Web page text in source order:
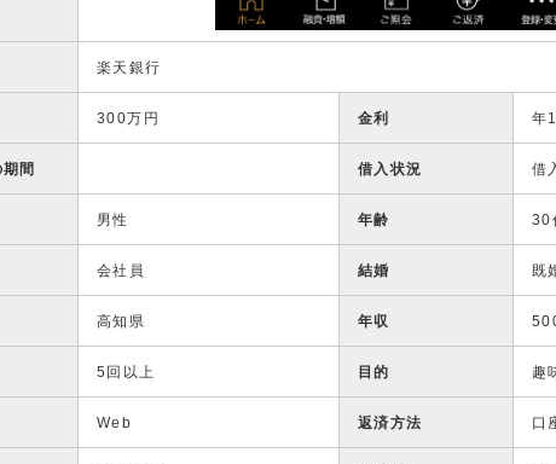
楽天銀行
300万円 金利 年
間 借入状況 借
男性 年齢 30
会社員 結婚 既
高知県 年収
5回以上 目的 趣
Web 返済方法 口